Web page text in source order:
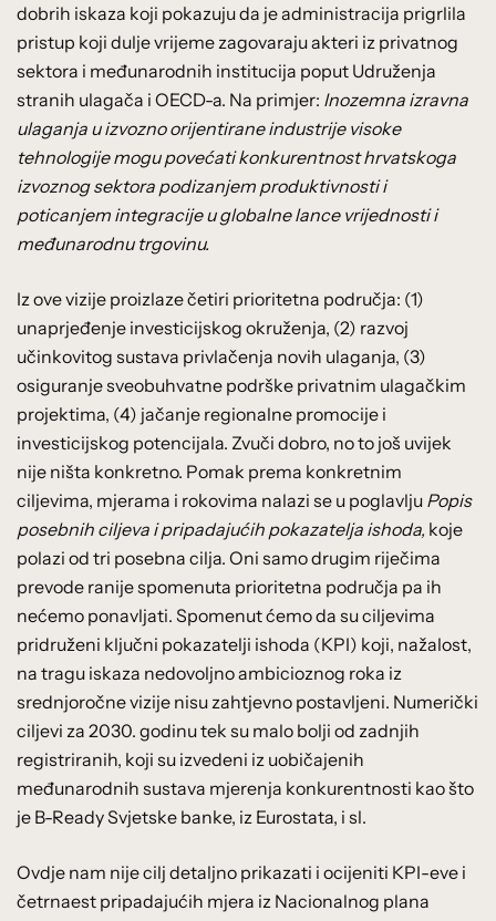
dobrih iskaza koji pokazuju da je administracija prigrlila
pristup koji dulje vrijeme zagovaraju akteri iz privatnog
sektora i međunarodnih institucija poput Udruženja
stranih ulagača i OECD-a. Na primjer: Inozemna izravna
ulaganja u izvozno orijentirane industrije visoke
tehnologije mogu povećati konkurentnost hrvatskoga
izvoznog sektora podizanjem produktivnosti i
poticanjem integracije u globalne lance vrijednosti i
međunarodnu trgovinu.
Iz ove vizije proizlaze četiri prioritetna područja: (1)
unaprjeđenje investicijskog okruženja, (2) razvoj
učinkovitog sustava privlačenja novih ulaganja, (3)
osiguranje sveobuhvatne podrške privatnim ulagačkim
projektima, (4) jačanje regionalne promocije i
investicijskog potencijala. Zvuči dobro, no to još uvijek
nije ništa konkretno. Pomak prema konkretnim
ciljevima, mjerama i rokovima nalazi se u poglavlju Popis
posebnih ciljeva i pripadajućih pokazatelja ishoda, koje
polazi od tri posebna cilja. Oni samo drugim riječima
prevode ranije spomenuta prioritetna područja pa ih
nećemo ponavljati. Spomenut ćemo da su ciljevima
pridruženi ključni pokazatelji ishoda (KPI) koji, nažalost,
na tragu iskaza nedovoljno ambicioznog roka iz
srednjoročne vizije nisu zahtjevno postavljeni. Numerički
ciljevi za 2030. godinu tek su malo bolji od zadnjih
registriranih, koji su izvedeni iz uobičajenih
međunarodnih sustava mjerenja konkurentnosti kao što
je B-Ready Svjetske banke, iz Eurostata, i sl.
Ovdje nam nije cilj detaljno prikazati i ocijeniti KPI-eve i
četrnaest pripadajućih mjera iz Nacionalnog plana